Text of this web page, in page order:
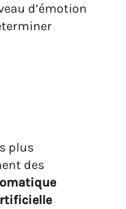
d’émotion
plus
des